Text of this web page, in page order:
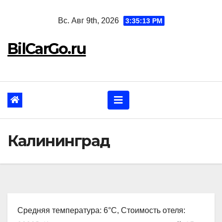
Вс. Авг 9th, 2026 3:35:14 PM
BilCarGo.ru
Калининград
Средняя температура: 6°C, Стоимость отеля: